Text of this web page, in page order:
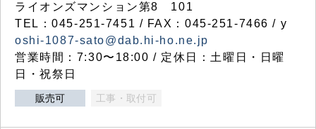
ライオンズマンション第8 101
TEL：045-251-7451 / FAX：045-251-7466 / y
oshi-1087-sato@dab.hi-ho.ne.jp
営業時間：7:30〜18:00 / 定休日：土曜日・日曜
日・祝祭日
販売可 工事・取付可